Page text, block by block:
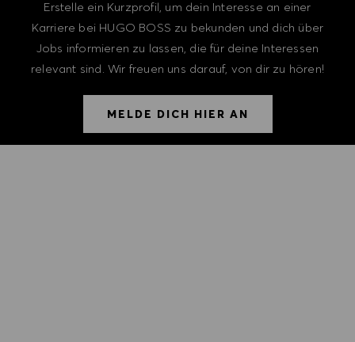
Erstelle ein Kurzprofil, um dein Interesse an einer
Karriere bei HUGO BOSS zu bekunden und dich über
Jobs informieren zu lassen, die für deine Interessen
relevant sind. Wir freuen uns darauf, von dir zu hören!
MELDE DICH HIER AN